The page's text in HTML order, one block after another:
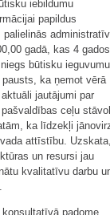
iebildumu
papildus
gadā, kas 4 gados
būtisku ieguvumu
ka ņemot vērā
jautājumi par
ceļu
ka līdzekļi
attīstību.
un resursi jau
kvalitatīvu darbu
padome,